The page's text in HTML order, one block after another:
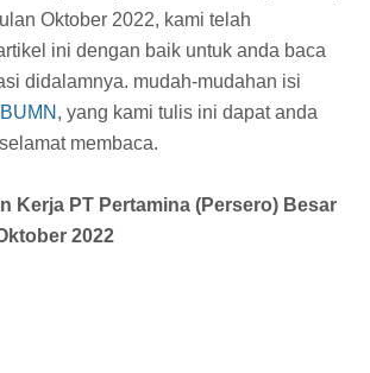
Oktober 2022, kami telah
ini dengan baik untuk anda baca
didalamnya. mudah-mudahan isi
, yang kami tulis ini dapat anda
membaca.
Kerja PT Pertamina (Persero) Besar
2022